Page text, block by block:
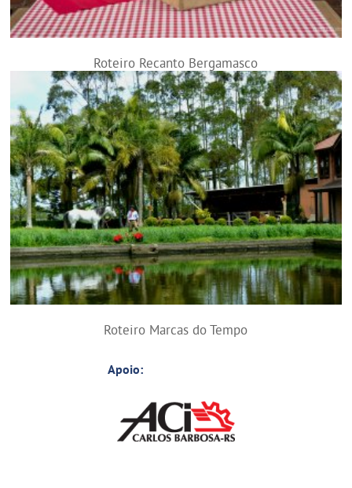
Roteiro Recanto Bergamasco
Roteiro Marcas do Tempo
Apoio: